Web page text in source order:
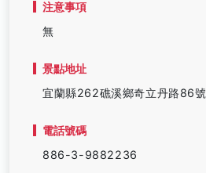
注意事項
無
景點地址
宜蘭縣262礁溪鄉奇立丹路86號
電話號碼
886-3-9882236